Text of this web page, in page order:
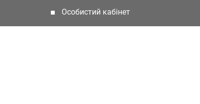
Особистий кабінет